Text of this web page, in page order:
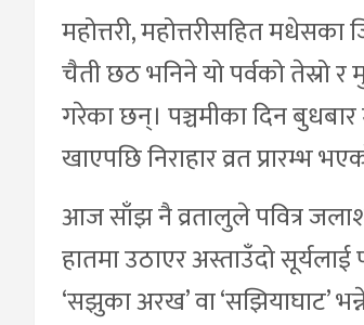
महोत्तरी, महोत्तरीसहित
चैती छठ भनिने यो पर्वको तेस्रो र
गरेका छन्। पञ्चमीका दिन
खाएपछि निराहार व्रत प्रारम्भ
आज साँझ नै व्रतालुले पवित्र
हातमा उठाएर अस्ताउँदो सूर्यलाई
‘सझुका अरख’ वा ‘सझियाघाट’